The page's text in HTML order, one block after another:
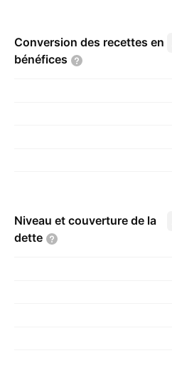
Conversion des recettes en
bénéfices
Niveau et couverture de la
dette